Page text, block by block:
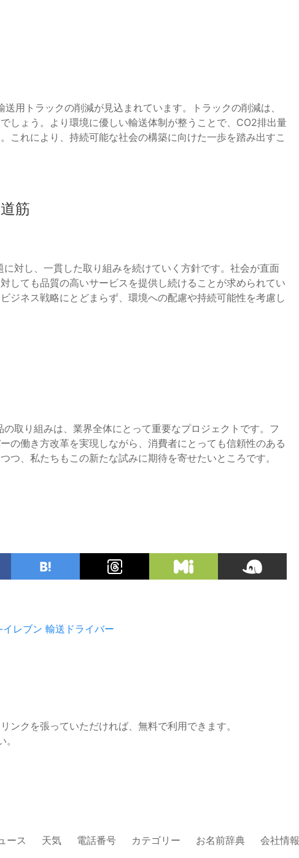
用トラックの削減が見込まれています。トラックの削減は、
しょう。より環境に優しい輸送体制が整うことで、CO2排出量
これにより、持続可能な社会の構築に向けた一歩を踏み出すこ
筋
対し、一貫した取り組みを続けていく方針です。社会が直面
しても品質の高いサービスを提供し続けることが求められてい
ジネス戦略にとどまらず、環境への配慮や持続可能性を考慮し
取り組みは、業界全体にとって重要なプロジェクトです。フ
の働き方改革を実現しながら、消費者にとっても信頼性のある
つ、私たちもこの新たな試みに期待を寄せたいところです。
イレブン 輸送ドライバー
ンクを張っていただければ、無料で利用できます。
ース 天気 電話番号 カテゴリー お名前辞典 会社情報